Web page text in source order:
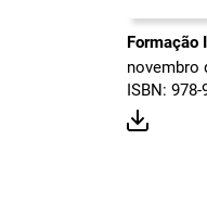
Formação
novembro
ISBN: 978-